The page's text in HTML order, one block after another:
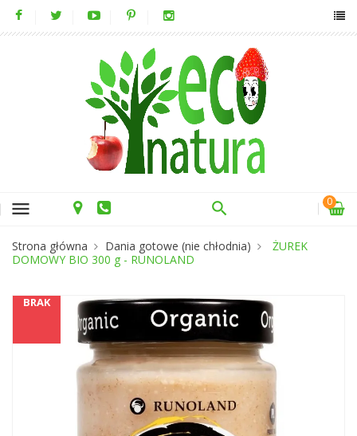
menu 0
Strona główna Dania gotowe (nie chłodnia)
ŻUREK
DOMOWY BIO 300 g - RUNOLAND
BRAK